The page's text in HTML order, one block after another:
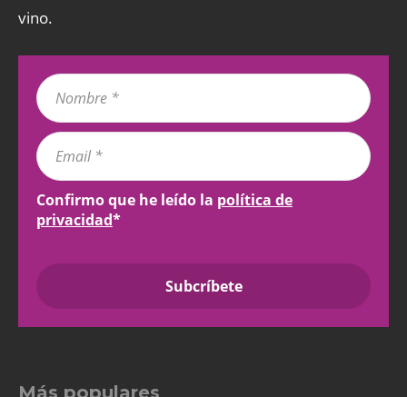
vino.
Confirmo que he leído la política de
privacidad*
Más populares